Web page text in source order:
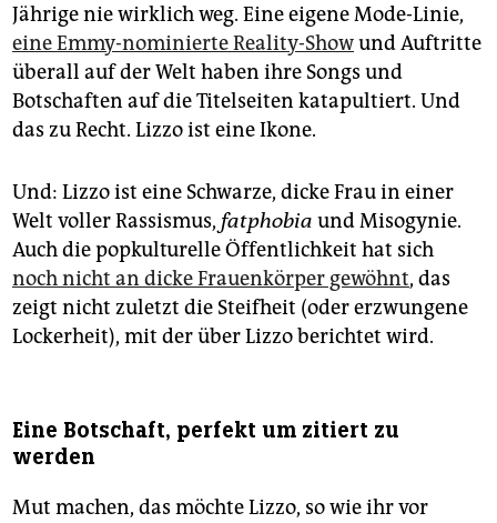
Jährige nie wirklich weg. Eine eigene Mode-Linie,
eine Emmy-nominierte Reality-Showund Auftritte
überall auf der Welt haben ihre Songs und
Botschaften auf die Titelseiten katapultiert. Und
das zu Recht. Lizzo ist eine Ikone.
Und: Lizzo ist eine Schwarze, dicke Frau in einer
Welt voller Rassismus, fatphobia und Misogynie.
Auch die popkulturelle Öffentlichkeit hat sich
noch nicht an dicke Frauenkörper gewöhnt, das
zeigt nicht zuletzt die Steifheit (oder erzwungene
Lockerheit), mit der über Lizzo berichtet wird.
Eine Botschaft, perfekt um zitiert zu
werden
Mut machen, das möchte Lizzo, so wie ihr vor